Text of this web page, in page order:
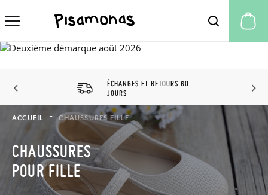
ÉCHANGES ET RETOURS 60
JOURS
ACCUEIL CHAUSSURES FILLE
CHAUSSURES
POUR FILLE